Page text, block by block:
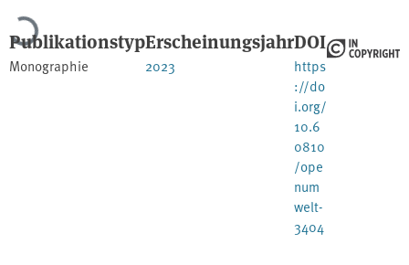
Lade...
Publikationstyp
Monographie
Erscheinungsjahr
2023
DOI
https
://do
i.org/
10.6
0810
/ope
num
welt-
3404